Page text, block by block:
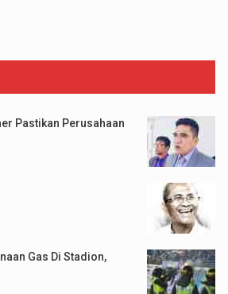
Pastikan Perusahaan
Gas Di Stadion,